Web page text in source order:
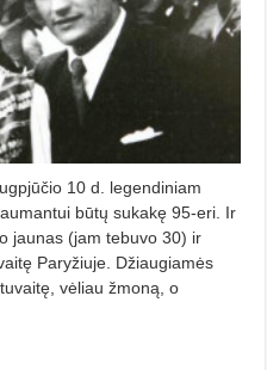
10 d. legendiniam
būtų sukakę 95-eri. Ir
jaunas (jam tebuvo 30) ir
Paryžiuje. Džiaugiamės
vėliau žmoną, o